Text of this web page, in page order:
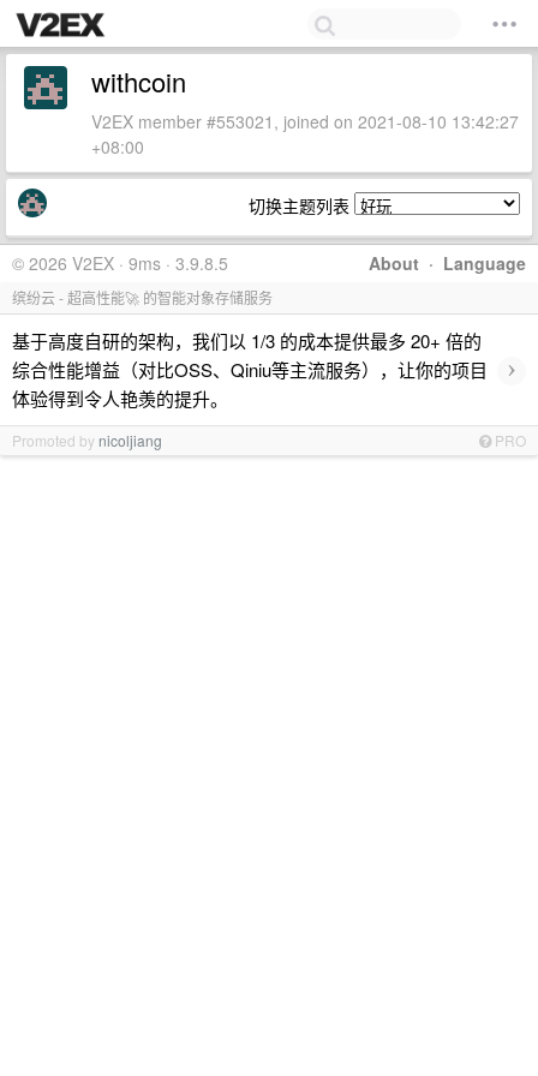
withcoin
V2EX member #553021, joined on 2021-08-10 13:42:27
+08:00
切换主题列表
About · Language
© 2026 V2EX · 9ms · 3.9.8.5
缤纷云 - 超高性能🚀 的智能对象存储服务
基于高度自研的架构，我们以 1/3 的成本提供最多 20+ 倍的
综合性能增益（对比OSS、Qiniu等主流服务），让你的项目
体验得到令人艳羡的提升。
›
Promoted by nicoljiang PRO